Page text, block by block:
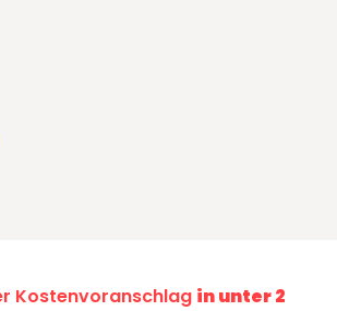
Kostenvoranschlag in unter 2